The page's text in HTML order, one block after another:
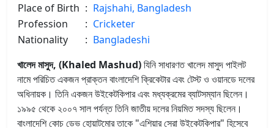
Place of Birth : Rajshahi, Bangladesh
Profession
: Cricketer
Nationality
: Bangladeshi
খালেদ মাসুদ, (Khaled Mashud)যিনি সাধারণত খালেদ মাসুদ পাইলট
নামে পরিচিত একজন প্রাক্তন বাংলাদেশি ক্রিকেটার এবং টেস্ট ও ওয়ানডে দলের
অধিনায়ক। তিনি একজন উইকেটকিপার এবং মধ্যক্রমের ব্যাটসম্যান ছিলেন।
১৯৯৫ থেকে ২০০৭ সাল পর্যন্ত তিনি জাতীয় দলের নিয়মিত সদস্য ছিলেন।
বাংলাদেশি কোচ ডেভ হোয়াটমোর তাকে "এশিয়ার সেরা উইকেটকিপার" হিসেবে